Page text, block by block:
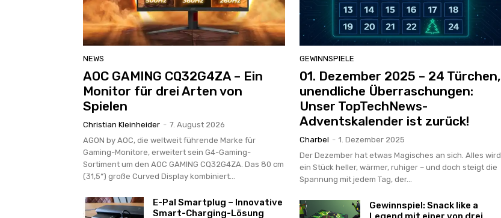
NEWS
AOC GAMING CQ32G4ZA – Ein
Monitor für drei Arten von
Spielen
Christian Kleinheider - 7. August 2026
AGON by AOC, die weltweit führende Marke für
Gaming-Monitore, erweitert sein G4-Gaming-
Sortiment um den AOC GAMING CQ32G4ZA. Das 80 cm
(31,5“) große Curved Display kombiniert...
E-Pal Smartplug – Innovative
Smart-Charging-Lösung
GEWINNSPIELE
01. Dezember 2025 – 24 Türchen,
unendliche Überraschungen:
Unser TopTechNews-
Adventskalender ist zurück!
Charbel - 1. Dezember 2025
Der Dezember hat etwas Magisches an sich. Alles wird
ein Stück heller, wärmer, ruhiger – und doch steigt die
Spannung mit jedem Tag, der...
Gewinnspiel: Snack like a